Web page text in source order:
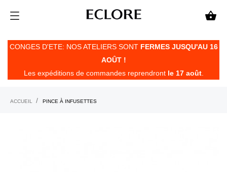

CONGES D'ETE: NOS ATELIERS SONT FERMES JUSQU'AU 16
AOÛT !
Les expéditions de commandes reprendront le 17 août.
ACCUEIL PINCE À INFUSETTES